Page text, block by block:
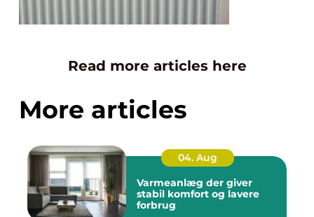
Read more articles here
More articles
04. Aug
Varmeanlæg der giver
stabil komfort og lavere
forbrug